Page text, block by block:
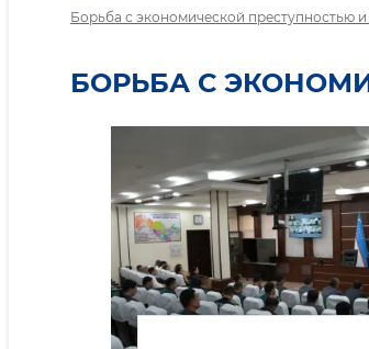
Борьба с экономической преступностью
БОРЬБА С